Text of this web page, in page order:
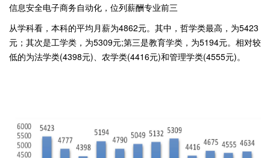
信息安全电子商务自动化，位列薪酬专业前三
从学科看，本科的平均月薪为4862元。其中，哲学类最高，为5423
元；其次是工学类，为5309元;第三是教育学类，为5194元。相对较
低的为法学类(4398元)、农学类(4416元)和管理学类(4555元)。